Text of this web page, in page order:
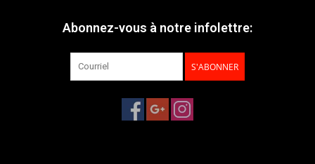
Abonnez-vous à notre infolettre:
S'ABONNER